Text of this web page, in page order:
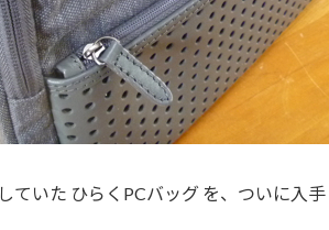
ていた ひらくPCバッグ を、ついに入手